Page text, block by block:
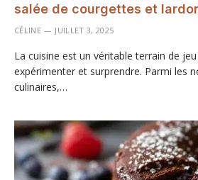
salée de courgettes et
CÉLINE JUILLET 3, 2025
La cuisine est un véritable terrain de
expérimenter et surprendre. Parmi les
culinaires,…